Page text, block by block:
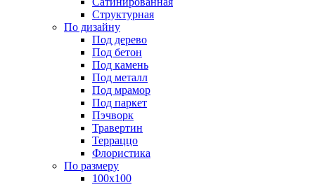
Структурная
По дизайну
Под дерево
Под бетон
Под камень
Под металл
Под мрамор
Под паркет
Пэчворк
Травертин
Терраццо
Флористика
По размеру
100х100